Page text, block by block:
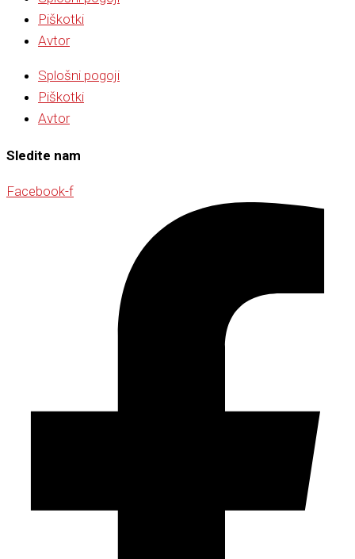
Piškotki
Avtor
Splošni pogoji
Piškotki
Avtor
Sledite nam
Facebook-f